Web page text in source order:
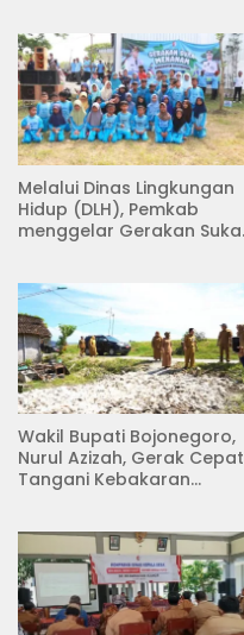
Melalui Dinas Lingkungan
Hidup (DLH), Pemkab
menggelar Gerakan Suka
Wakil Bupati Bojonegoro,
Nurul Azizah, Gerak Cepat
Tangani Kebakaran